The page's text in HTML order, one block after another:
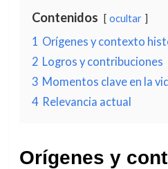
Contenidos ocultar
1 Orígenes y contexto
2 Logros y contribuciones
3 Momentos clave en la
4 Relevancia actual
Orígenes y